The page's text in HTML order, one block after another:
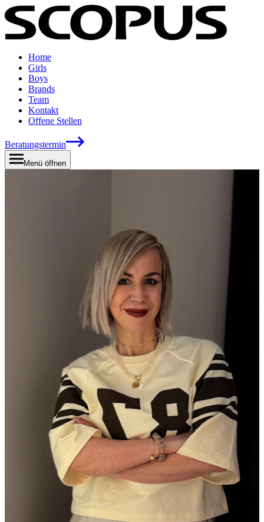
Home
Girls
Boys
Brands
Team
Kontakt
Offene Stellen
Beratungstermin
Menü öffnen